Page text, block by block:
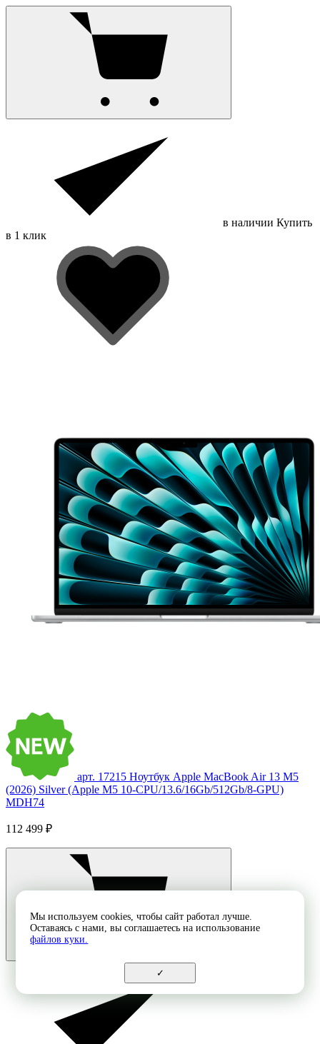
в наличии Купить
в 1 клик
арт. 17215 Ноутбук Apple MacBook Air 13 M5
(2026) Silver (Apple M5 10-CPU/13.6/16Gb/512Gb/8-GPU)
MDH74
112 499 ₽
Мы используем cookies, чтобы сайт работал лучше.
Оставаясь с нами, вы соглашаетесь на использование
файлов куки.
✓